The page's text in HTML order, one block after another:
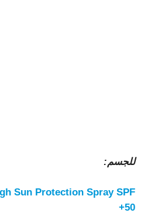
للجسم:
Sun Protection Spray SPF
50+